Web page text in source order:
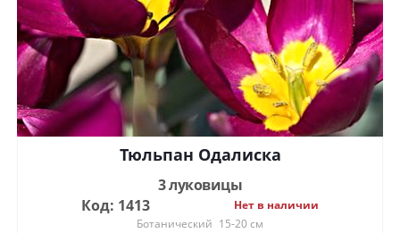
Тюльпан Одалиска
3 луковицы
Код: 1413
Нет в наличии
Ботанический 15-20 см